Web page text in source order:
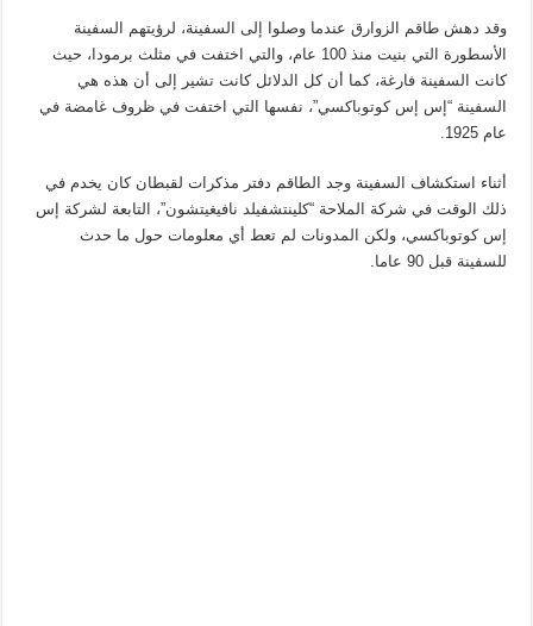
وقد دهش طاقم الزوارق عندما وصلوا إلى السفينة، لرؤيتهم السفينة
الأسطورة التي بنيت منذ 100 عام، والتي اختفت في مثلث برمودا، حيث
كانت السفينة فارغة، كما أن كل الدلائل كانت تشير إلى أن هذه هي
السفينة “إس إس كوتوباكسي”، نفسها التي اختفت في ظروف غامضة في
عام 1925.
أثناء استكشاف السفينة وجد الطاقم دفتر مذكرات لقبطان كان يخدم في
ذلك الوقت في شركة الملاحة “كلينتشفيلد نافيغيتشون”، التابعة لشركة إس
إس كوتوباكسي، ولكن المدونات لم تعط أي معلومات حول ما حدث
للسفينة قبل 90 عاما.